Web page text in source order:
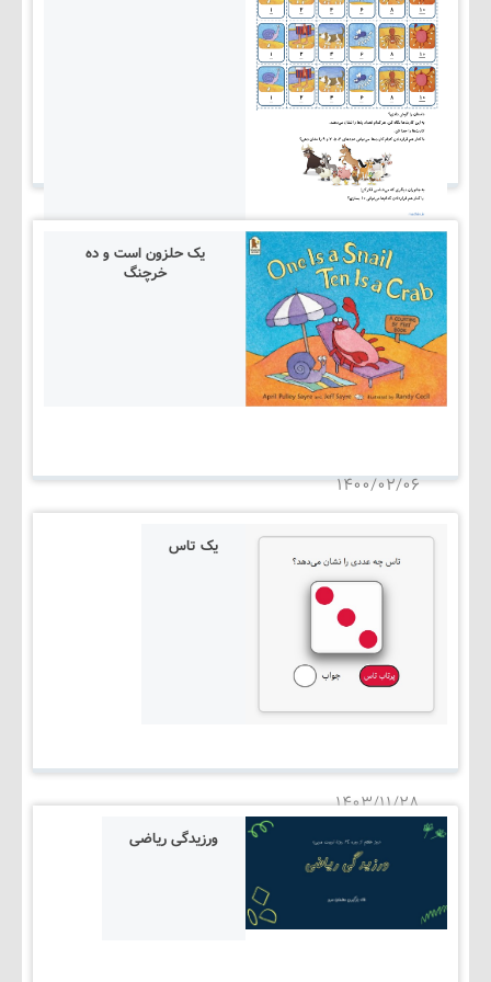
۱۴۰۵/۰۳/۰۵
یک حلزون است و ده
۱۴۰۰/۰۲/۰۶
یک تاس
۱۴۰۳/۱۱/۲۸
ورزیدگی ریاضی